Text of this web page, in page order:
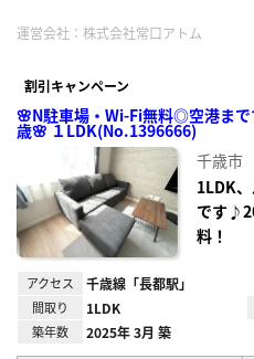
運営会社： 株式会社常口アトム
割引キャンペーン
🌸N駐車場・Wi-Fi無料◎空港ま
歳🌸 １LDK(No.1396666)
千歳市
1LDK
です
料！
アクセス 千歳線「長都駅」
間取り 1LDK
築年数 2025年 3月 築